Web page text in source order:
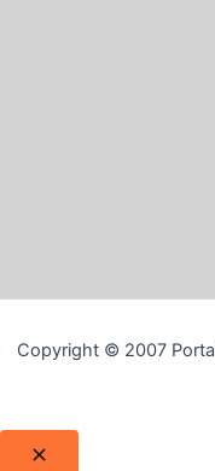
Copyright © 2007